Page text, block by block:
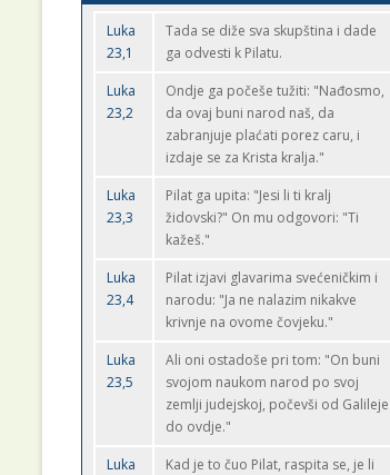
Luka
23,1
Tada se diže sva skupština i dade
ga odvesti k Pilatu.
Luka
23,2
Ondje ga počeše tužiti: "Nađosmo,
da ovaj buni narod naš, da
zabranjuje plaćati porez caru, i
izdaje se za Krista kralja."
Luka
23,3
Pilat ga upita: "Jesi li ti kralj
židovski?" On mu odgovori: "Ti
kažeš."
Luka
23,4
Pilat izjavi glavarima svećeničkim i
narodu: "Ja ne nalazim nikakve
krivnje na ovome čovjeku."
Luka
23,5
Ali oni ostadoše pri tom: "On buni
svojom naukom narod po svoj
zemlji judejskoj, počevši od Galileje
do ovdje."
Luka
Kad je to čuo Pilat, raspita se, je li